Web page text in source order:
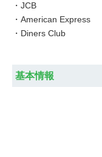
・JCB
・American Express
・Diners Club
基本情報